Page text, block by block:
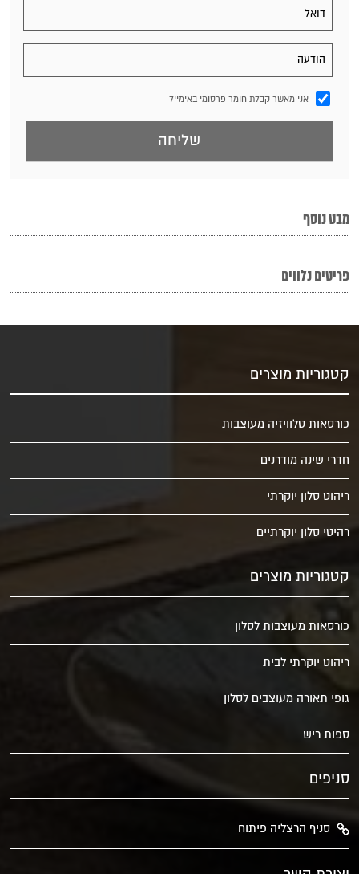
אני מאשר קבלת חומר פרסומי באימייל
מבט נוסף
פריטים נלווים
קטגוריות מוצרים
כורסאות טלוויזיה מעוצבות
חדרי שינה מודרנים
ריהוט סלון יוקרתי
רהיטי סלון יוקרתיים
קטגוריות מוצרים
כורסאות מעוצבות לסלון
ריהוט יוקרתי לבית
גופי תאורה מעוצבים לסלון
ספות ריש
סניפים
סניף הרצליה פיתוח